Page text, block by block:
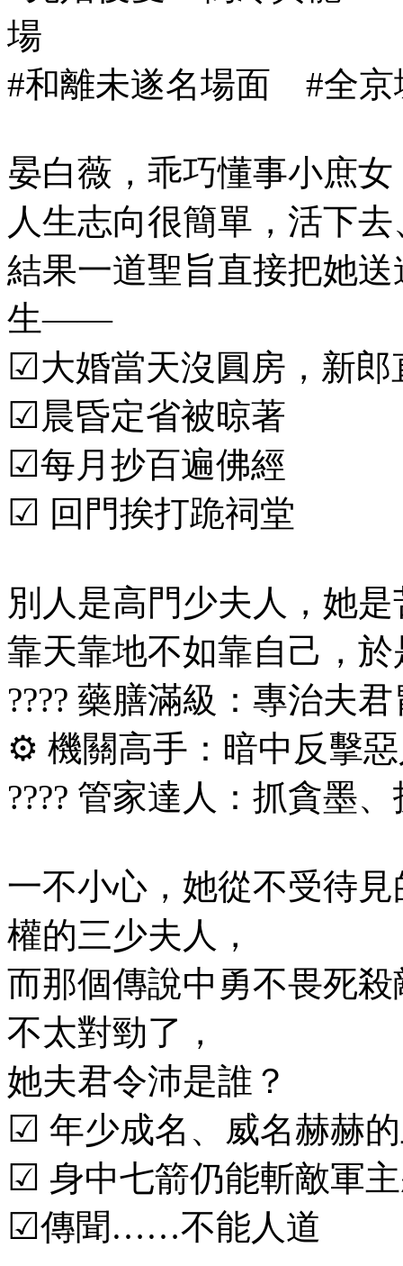
場
#和離未遂名場面
#全
晏白薇，乖巧懂事小庶
人生志向很簡單，活下
結果一道聖旨直接把她
生——
☑大婚當天沒圓房，新
☑晨昏定省被晾著
☑每月抄百遍佛經
☑ 回門挨打跪祠堂
別人是高門少夫人，她
靠天靠地不如靠自己，
???? 藥膳滿級：專治夫
⚙️ 機關高手：暗中反擊
???? 管家達人：抓貪墨
一不小心，她從不受待
權的三少夫人，
而那個傳說中勇不畏死
不太對勁了，
她夫君令沛是誰？
☑ 年少成名、威名赫赫
☑ 身中七箭仍能斬敵軍
☑傳聞……不能人道